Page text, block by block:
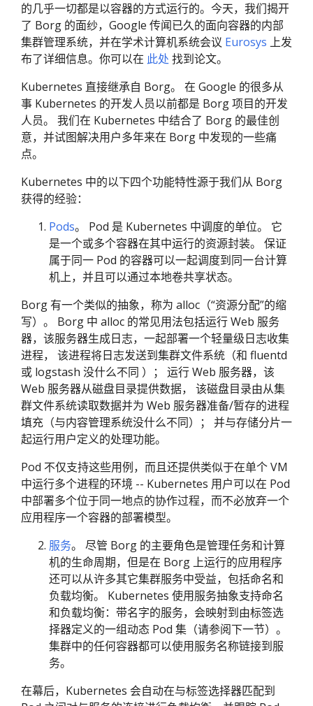
的几乎一切都是以容器的方式运行的。今天，我们揭开
了 Borg 的面纱，Google 传闻已久的面向容器的内部
集群管理系统，并在学术计算机系统会议 Eurosys 上发
布了详细信息。你可以在 此处 找到论文。
Kubernetes 直接继承自 Borg。 在 Google 的很多从
事 Kubernetes 的开发人员以前都是 Borg 项目的开发
人员。 我们在 Kubernetes 中结合了 Borg 的最佳创
意，并试图解决用户多年来在 Borg 中发现的一些痛
点。
Kubernetes 中的以下四个功能特性源于我们从 Borg
获得的经验：
Pods。 Pod 是 Kubernetes 中调度的单位。 它
是一个或多个容器在其中运行的资源封装。 保证
属于同一 Pod 的容器可以一起调度到同一台计算
机上，并且可以通过本地卷共享状态。
Borg 有一个类似的抽象，称为 alloc（“资源分配”的缩
写）。 Borg 中 alloc 的常见用法包括运行 Web 服务
器，该服务器生成日志，一起部署一个轻量级日志收集
进程， 该进程将日志发送到集群文件系统（和 fluentd
或 logstash 没什么不同 ）； 运行 Web 服务器，该
Web 服务器从磁盘目录提供数据， 该磁盘目录由从集
群文件系统读取数据并为 Web 服务器准备/暂存的进程
填充（与内容管理系统没什么不同）； 并与存储分片一
起运行用户定义的处理功能。
Pod 不仅支持这些用例，而且还提供类似于在单个 VM
中运行多个进程的环境 -- Kubernetes 用户可以在 Pod
中部署多个位于同一地点的协作过程，而不必放弃一个
应用程序一个容器的部署模型。
服务。 尽管 Borg 的主要角色是管理任务和计算
机的生命周期，但是在 Borg 上运行的应用程序
还可以从许多其它集群服务中受益，包括命名和
负载均衡。 Kubernetes 使用服务抽象支持命名
和负载均衡：带名字的服务，会映射到由标签选
择器定义的一组动态 Pod 集（请参阅下一节）。
集群中的任何容器都可以使用服务名称链接到服
务。
在幕后，Kubernetes 会自动在与标签选择器匹配到